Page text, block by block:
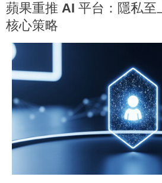
蘋果重推 AI 平台：隱私至
核心策略